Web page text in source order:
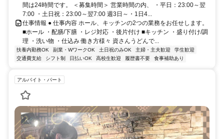
間は24時間です。 ＜募集時間＞ 営業時間の内、 ・平日：23:00～翌
7:00 ・土日祝：23:00～翌7:00 週3日～・1日4...
仕事情報 ● 仕事内容 ホール、キッチンの2つの業務をお任せします。
■ホール ・配膳/下膳 ・レジ対応 ・後片付け ■キッチン ・盛り付け/調
理 ・洗い物 ・仕込み 働き方様々 資さんうどんで...
扶養内勤務OK 副業・WワークOK 土日祝のみOK 主婦・主夫歓迎
学生歓迎
交通費支給
シフト制 日払いOK 高校生歓迎 履歴書不要 食事補助あり
アルバイト・パート